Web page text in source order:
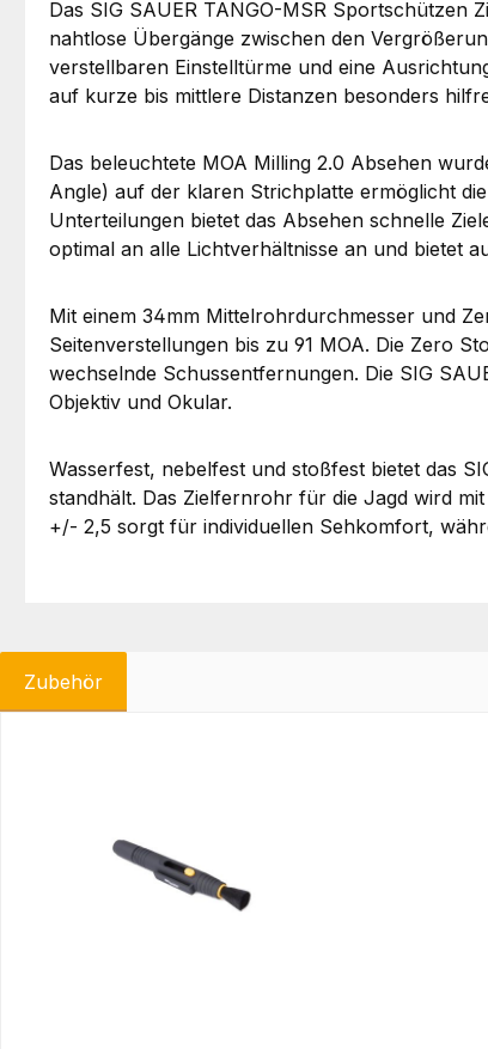
Das SIG SAUER TANGO-MSR Sportschützen
nahtlose Übergänge zwischen den
verstellbaren Einstelltürme und eine
auf kurze bis mittlere Distanzen besonders
Das beleuchtete MOA Milling 2.0 Absehen
Angle) auf der klaren Strichplatte ermöglicht
Unterteilungen bietet das Absehen schnelle
optimal an alle Lichtverhältnisse an und bietet
Mit einem 34mm Mittelrohrdurchmesser und
Seitenverstellungen bis zu 91 MOA. Die Zero
wechselnde Schussentfernungen. Die SIG
Objektiv und Okular.
Wasserfest, nebelfest und stoßfest bietet das
standhält. Das Zielfernrohr für die Jagd wird
+/- 2,5 sorgt für individuellen Sehkomfort,
Zubehör